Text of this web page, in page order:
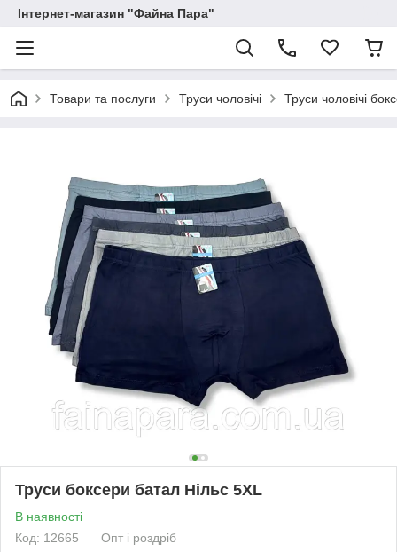
Інтернет-магазин "Файна Пара"
Товари та послуги Труси чоловічі Труси чоловічі
Труси боксери батал Нільс 5XL
В наявності
Код: 12665
Опт і роздріб